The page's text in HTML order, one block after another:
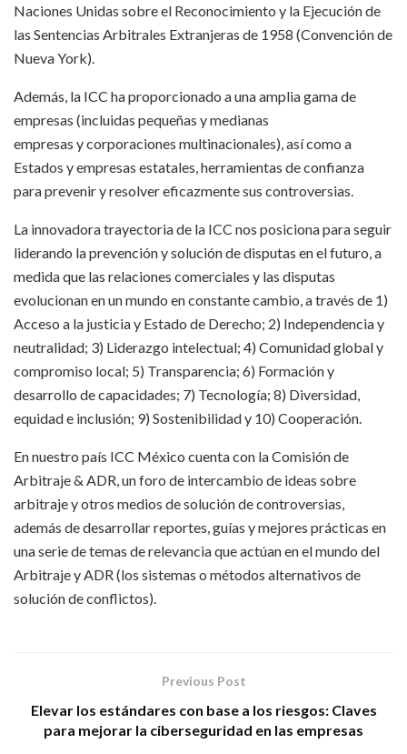
Naciones Unidas sobre el Reconocimiento y la Ejecución de
las Sentencias Arbitrales Extranjeras de 1958 (Convención de
Nueva York).
Además, la ICC ha proporcionado a una amplia gama de
empresas (incluidas pequeñas y medianas
empresas y corporaciones multinacionales), así como a
Estados y empresas estatales, herramientas de confianza
para prevenir y resolver eficazmente sus controversias.
La innovadora trayectoria de la ICC nos posiciona para seguir
liderando la prevención y solución de disputas en el futuro, a
medida que las relaciones comerciales y las disputas
evolucionan en un mundo en constante cambio, a través de 1)
Acceso a la justicia y Estado de Derecho; 2) Independencia y
neutralidad; 3) Liderazgo intelectual; 4) Comunidad global y
compromiso local; 5) Transparencia; 6) Formación y
desarrollo de capacidades; 7) Tecnología; 8) Diversidad,
equidad e inclusión; 9) Sostenibilidad y 10) Cooperación.
En nuestro país ICC México cuenta con la Comisión de
Arbitraje & ADR, un foro de intercambio de ideas sobre
arbitraje y otros medios de solución de controversias,
además de desarrollar reportes, guías y mejores prácticas en
una serie de temas de relevancia que actúan en el mundo del
Arbitraje y ADR (los sistemas o métodos alternativos de
solución de conflictos).
Previous Post
Elevar los estándares con base a los riesgos: Claves
para mejorar la ciberseguridad en las empresas